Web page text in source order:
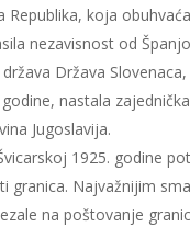
Republika, koja
nezavisnost od
Država
nastala
Jugoslavija.
1925. godine
granica. Najvažnijim
na poštovanje